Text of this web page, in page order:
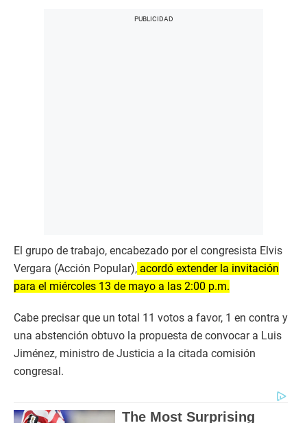
El grupo de trabajo, encabezado por el congresista Elvis
Vergara (Acción Popular), acordó extender la invitación
para el miércoles 13 de mayo a las 2:00 p.m.
Cabe precisar que un total 11 votos a favor, 1 en contra y
una abstención obtuvo la propuesta de convocar a Luis
Jiménez, ministro de Justicia a la citada comisión
congresal.